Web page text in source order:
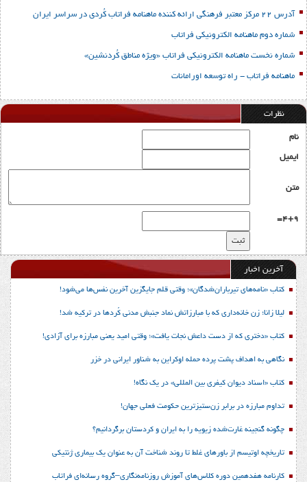
آدرس 22 مرکز معتبر فرهنگی ارائه کننده ماهنامه فراتاب کُردی در سراسر ایران
شماره دوم ماهنامه الکترونیکی فراتاب
شماره نخست ماهنامه الکترونیکی فراتاب «ویژه مناطق کُردنشین»
ماهنامه فراتاب - راه توسعه اورامانات
نظرات
نام
ایمیل
متن
4+9=
آخرین اخبار
کتاب «نامه‌های تیرباران‌شدگان»؛ وقتی قلم جایگزین آخرین نفس‌ها می‌شود!
لیلا زانا؛ زن خانه‌داری که با مبارزاتش نماد جنبش مدنی کُردها در ترکیه شد!
کتاب «دختری که از دست داعش نجات یافت»؛ وقتی امید یعنی مبارزه برای آزادی!
نگاهی به اهداف پشت پرده حمله اوکراین به شناور ایرانی در خزر
کتاب «اسناد دیوان کیفری بین المللی» در یک نگاه!
تداوم مبارزه در برابر زن‌ستیزترین حکومت فعلی جهان!
چگونه گنجینه غارت‌شده زیویه را به ایران و کردستان برگردانیم؟
تاریخچه اوتیسم از باورهای غلط تا روند شناخت آن به عنوان یک بیماری ژنتیکی
کارنامه هفدهمین دوره کلاس‌های آموزش روزنامه‌نگاری–گروه رسانه‌ای فراتاب